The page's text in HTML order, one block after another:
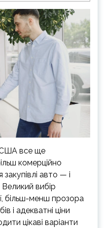
США все ще
комерційно
авто — і
вибір
більш-менш прозора
і адекватні ціни
цікаві варіанти